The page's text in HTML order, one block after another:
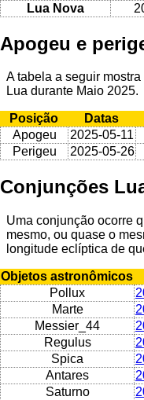
Lua Nova
Apogeu e
A tabela a seguir
Lua durante Maio 2025.
Posição Datas
Apogeu
2025-05-11
Perigeu
2025-05-26
Conjunções
Uma conjunção ocorre
mesmo, ou quase o
longitude eclíptica de
Objetos astronômicos
Pollux
Marte
Messier_44
Regulus
Spica
Antares
Saturno